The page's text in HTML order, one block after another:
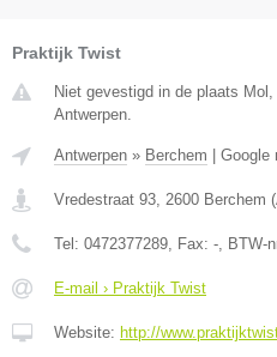
Praktijk Twist
Niet gevestigd in de plaats
Antwerpen.
Antwerpen » Berchem Google
Vredestraat 93, 2600 Berchem (
Tel: 0472377289, Fax: -, BTW-
E-mail › Praktijk Twist
Website: http://